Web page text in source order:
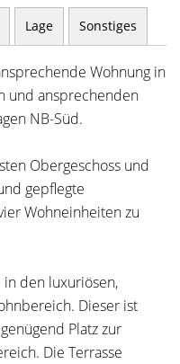
Lage Sonstiges
Wohnung in
und ansprechenden
NB-Süd.
Obergeschoss und
gepflegte
Wohneinheiten zu
den luxuriösen,
Dieser ist
Platz zur
Die Terrasse